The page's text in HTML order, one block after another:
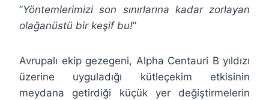
”Yöntemlerimizi son sınırlarına kadar zorlayan
olağanüstü bir keşif bu!”
Avrupalı ekip gezegeni, Alpha Centauri B yıldızı
üzerine uyguladığı kütleçekim etkisinin
meydana getirdiği küçük yer değiştirmelerin